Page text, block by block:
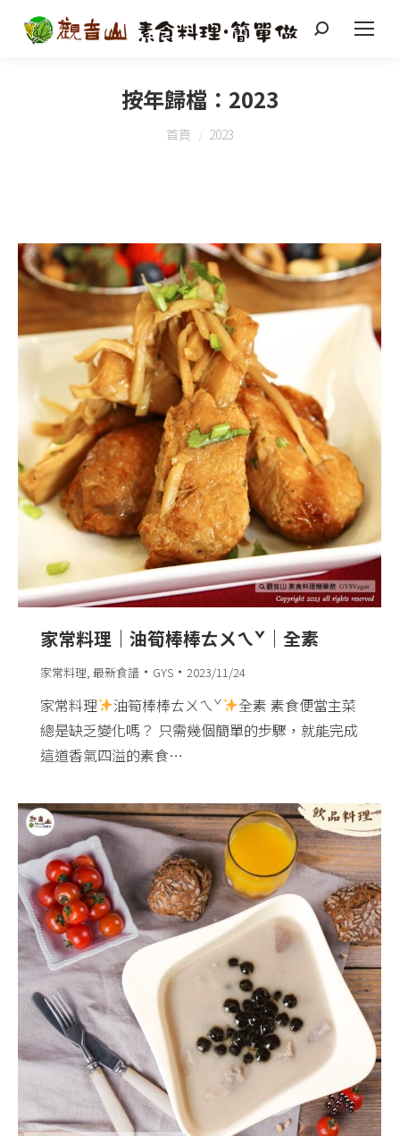
搜
按年歸檔： 2023
您在這裡：
首頁 2023
家常料理｜油筍棒棒ㄊㄨㄟˇ｜全素
家常料理 最新食譜 GYS 2023/11/24
家常料理 油筍棒棒ㄊㄨㄟˇ
全素 素食便當主菜
總是缺乏變化嗎？ 只需幾個簡單的步驟，就能完成
這道香氣四溢的素食…